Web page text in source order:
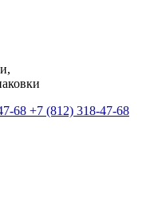
68 +7 (812) 318-47-68